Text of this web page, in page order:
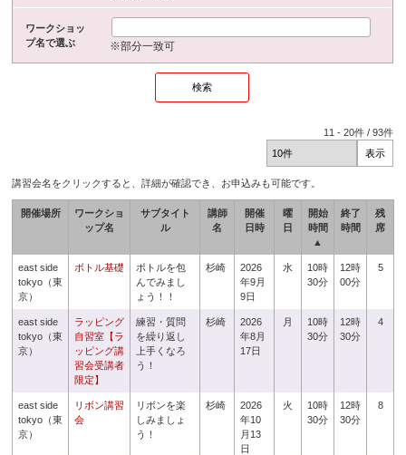
ワークショッ
プ名で選ぶ
※部分一致可
11 -20件 /93件
講習会名をクリックすると、詳細が確認でき、お申込みも可能です。
開催場所
ワークショ
ップ名
サブタイト
ル
講師
名
開催
日時
曜
日
開始
時間
▲
終了
時間
残
席
east side
tokyo（東
京）
ボトル基礎
ボトルを包
んでみまし
ょう！！
杉崎
2026
年9月
9日
水
10時
30分
12時
00分
5
east side
tokyo（東
京）
ラッピング
自習室【ラ
ッピング講
習会受講者
限定】
練習・質問
を繰り返し
上手くなろ
う！
杉崎
2026
年8月
17日
月
10時
30分
12時
30分
4
east side
tokyo（東
京）
リボン講習
会
リボンを楽
しみましょ
う！
杉崎
2026
年10
月13
日
火
10時
30分
12時
30分
8